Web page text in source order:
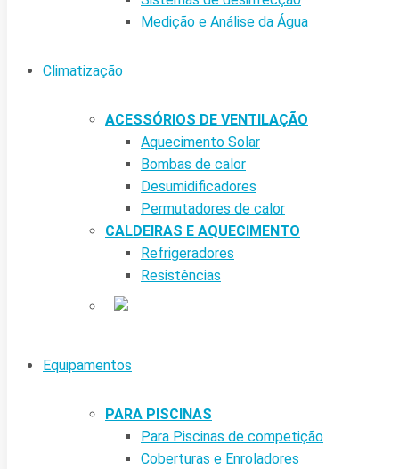
Medição e Análise da Água
Climatização
ACESSÓRIOS DE VENTILAÇÃO
Aquecimento Solar
Bombas de calor
Desumidificadores
Permutadores de calor
CALDEIRAS E AQUECIMENTO
Refrigeradores
Resistências
Equipamentos
PARA PISCINAS
Para Piscinas de competição
Coberturas e Enroladores